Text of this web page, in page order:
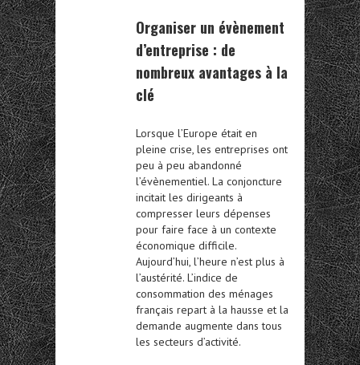
Organiser un évènement
d’entreprise : de
nombreux avantages à la
clé
Lorsque l’Europe était en
pleine crise, les entreprises ont
peu à peu abandonné
l’évènementiel. La conjoncture
incitait les dirigeants à
compresser leurs dépenses
pour faire face à un contexte
économique difficile.
Aujourd’hui, l’heure n’est plus à
l’austérité. L’indice de
consommation des ménages
français repart à la hausse et la
demande augmente dans tous
les secteurs d’activité.